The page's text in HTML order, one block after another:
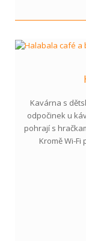
Kavárna s
odpočinek u
pohrají s
Kromě Wi-